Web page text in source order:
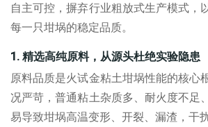
自主可控，摒弃行业粗放式生产模式，
每一只坩埚的稳定品质。
1. 精选高纯原料，从源头杜绝实验隐患
原料品质是火试金粘土坩埚性能的核心
况严苛，普通粘土杂质多、耐火度不足
易导致坩埚高温变形、开裂、漏渣，干